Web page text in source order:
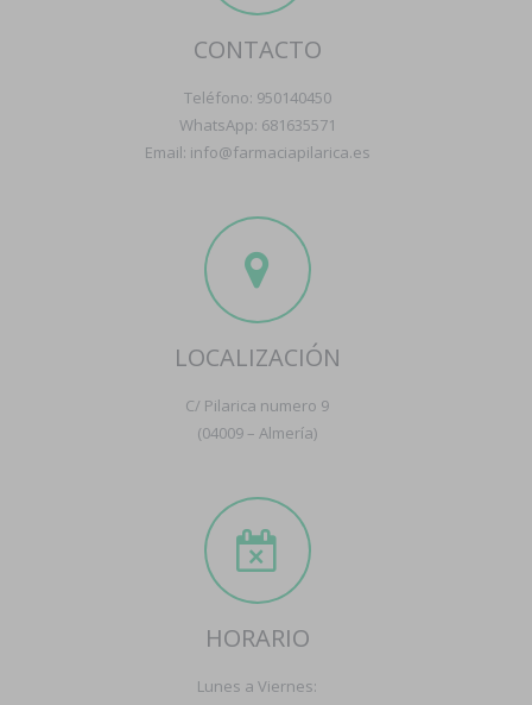
CONTACTO
Teléfono: 950140450
WhatsApp: 681635571
Email: info@farmaciapilarica.es
LOCALIZACIÓN
C/ Pilarica numero 9
(04009 – Almería)
HORARIO
Lunes a Viernes: